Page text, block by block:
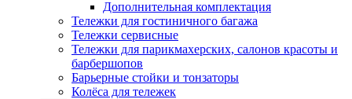
Дополнительная комплектация
Тележки для гостиничного багажа
Тележки сервисные
Тележки для парикмахерских, салонов красоты и
барбершопов
Барьерные стойки и тонзаторы
Колёса для тележек